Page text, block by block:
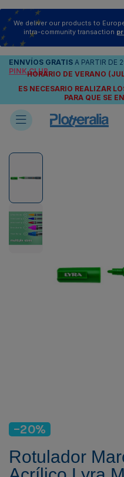
We deliver our products to
intra-community transaction
ENNVÍOS GRATIS A PARTIR DE
PINK CLUB
HORARIO DE VERANO
ES NECESARIO REALIZAR
PARA QUE SE
-20%
Rotulador